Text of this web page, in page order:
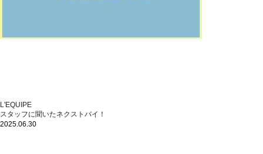
L'EQUIPE
スタッフに聞いたネクストバイ！
2025.06.30